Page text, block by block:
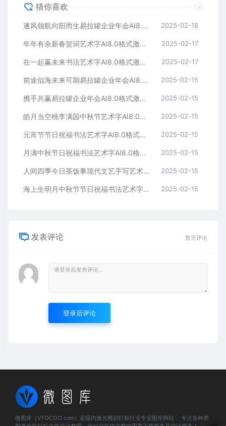
猜你喜欢
遂风领航向阳而生易拉罐企业年会AI8.0格式激光打标文件通用矢量图 2025-02-18
年年有余新春贺词艺术字AI8.0格式激光打标文件通用矢量图 2025-02-17
在一起赢未来书法艺术字AI8.0格式激光打标文件通用矢量图 2025-02-17
前途似海未来可期易拉罐企业年会AI8.0格式激光打标文件通用矢量图 2025-02-15
携手共赢易拉罐企业年会AI8.0格式激光打标文件通用矢量图 2025-02-15
皓月当空桃李满园中秋节艺术字AI8.0格式激光打标文件通用矢量图 2025-02-15
元宵节节日祝福书法艺术字AI8.0格式激光打标文件通用矢量图 2025-02-15
月满中秋节日祝福书法艺术字AI8.0格式激光打标文件通用矢量图 2025-02-15
人间四季今日茶饭事现代文艺手写艺术字AI8.0格式激光打标文件通用矢量图 2025-02-15
海上生明月中秋节节日祝福书法艺术字AI8.0格式激光打标文件通用矢量图 2025-02-15
发表评论 暂无评论
登录后评论
微图库（VTOCOO.com）是国内激光雕刻打标行业专业图库网站， 专注各种类